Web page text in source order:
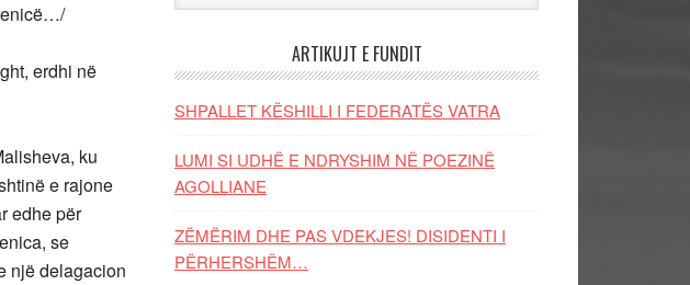
erdhi në
ku
e rajone
edhe për
se
një delagacion
ARTIKUJT E FUNDIT
SHPALLET KËSHILLI I FEDERATËS VATRA
LUMI SI UDHË E NDRYSHIM NË POEZINË
AGOLLIANE
ZËMËRIM DHE PAS VDEKJES! DISIDENTI I
PËRHERSHËM…